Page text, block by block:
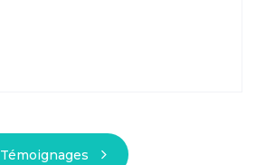
Témoignages